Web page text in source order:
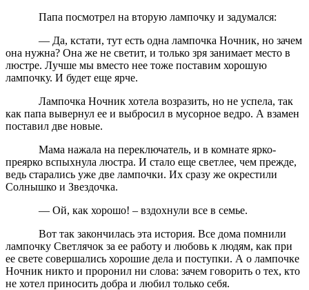
Папа посмотрел на вторую лампочку и задумался:
— Да, кстати, тут есть одна лампочка Ночник, но зачем
она нужна? Она же не светит, и только зря занимает место в
люстре. Лучше мы вместо нее тоже поставим хорошую
лампочку. И будет еще ярче.
Лампочка Ночник хотела возразить, но не успела, так
как папа вывернул ее и выбросил в мусорное ведро. А взамен
поставил две новые.
Мама нажала на переключатель, и в комнате ярко-
преярко вспыхнула люстра. И стало еще светлее, чем прежде,
ведь старались уже две лампочки. Их сразу же окрестили
Солнышко и Звездочка.
— Ой, как хорошо! – вздохнули все в семье.
Вот так закончилась эта история. Все дома помнили
лампочку Светлячок за ее работу и любовь к людям, как при
ее свете совершались хорошие дела и поступки. А о лампочке
Ночник никто и проронил ни слова: зачем говорить о тех, кто
не хотел приносить добра и любил только себя.